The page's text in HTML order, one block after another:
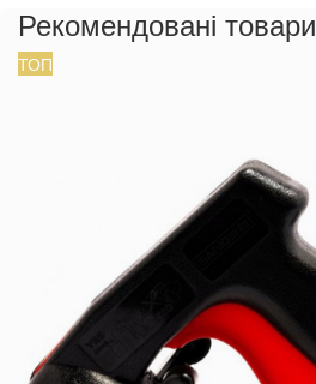
Рекомендовані товари
ТОП